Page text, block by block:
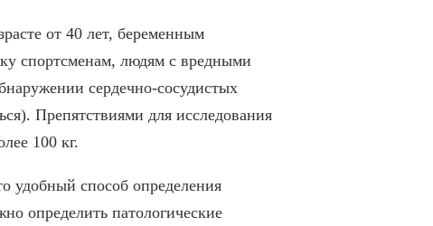
от 40 лет, беременным
спортсменам, людям с вредными
сердечно-сосудистых
Препятствиями для исследования
100 кг.
способ определения
определить патологические